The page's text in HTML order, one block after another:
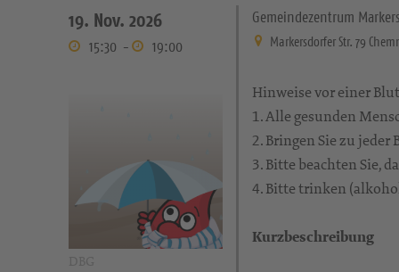
19. Nov. 2026
15:30 - 19:00
Gemeindezentrum
Markersdorfer Str. 79
Hinweise vor einer
1. Alle gesunden
2. Bringen Sie zu
3. Bitte beachten Sie,
4. Bitte trinken
Kurzbeschreibung